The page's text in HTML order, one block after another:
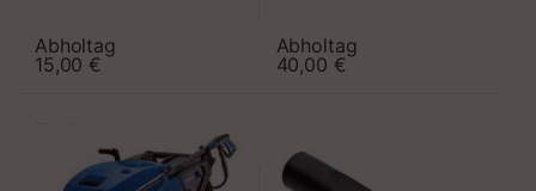
max. 35 °C
Düsengröße 2,5 mm
Abholtag
15,00€
Infine Clean Filter-System
inkl. Bodendüse,
Schlauch-Ø 32 mm
Luftvolumen 4,5 m³/min
Abholtag
40,00 €